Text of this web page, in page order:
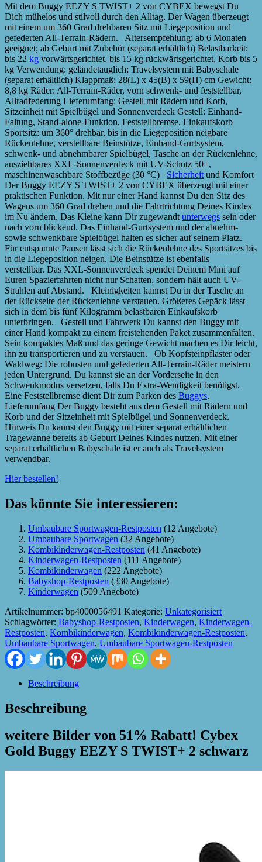
Mit dem Buggy EEZY S TWIST+ 2 von CYBEX bewegst Du
Dich mühelos und stilvoll durch den Alltag. Der Wagen überzeugt
mit einem um 360 Grad drehbaren Sitz mit Liegeposition und
gefederten All-Terrain-Rädern. Altersempfehlung: ab 6 Monaten
geeignet; ab Geburt mit Zubehör (separat erhältlich) Belastbarkeit:
bis 22 kg vorwärtsgerichtet, bis 15 kg rückwärtsgerichtet, Korb bis 5
kg Verwendung: geländetauglich; Travelsystem mit Babyschale
(separat erhältlich) Klappmaß: 28(L) x 45(B) x 59(H) cm Gewicht:
8,8 kg Räder: All-Terrain-Räder, vorn schwenk- und feststellbar,
Allradfederung Lieferumfang: Gestell mit Rädern und Korb,
Sitzeinheit mit Spielbügel und Sonnenverdeck Gestell: Einhand-
Faltung, Stand-alone-Funktion, Feststellbremse, Einkaufskorb
Sportsitz: um 360° drehbar, bis in die Liegeposition neigbare
Rückenlehne, verstellbare Beinstütze, Einhand-Gurtsystem,
schwenk- und abnehmbarer Spielbügel, Tasche an der Rückenlehne,
ausziehbares XXL-Sonnenverdeck mit UV-Schutz 50+,
maschinenwaschbare Stoffbezüge (30 °C) Sicherheit und Komfort
Der Buggy EEZY S TWIST+ 2 von CYBEX überzeugt mit einer
praktischen Funktion. Mit nur einer Hand kannst Du den Sitz des
Wagens um 360 Grad drehen und die Fahrtrichtung Deines Kindes
im Nu ändern. Das Kleine kann Dir zugewandt unterwegs sein oder
nach vorn blickend. Das Einhand-Gurtsystem und der abnehm-
sowie schwenkbare Spielbügel halten es sicher auf seinem Platz.
Für entspannte Pausen lässt sich die Rückenlehne des Sportsitzes bis
in die Liegeposition neigen. Die Beinstütze ist ebenfalls
verstellbar. Das XXL-Sonnenverdeck spendet Deinem Mini auf
Euren Spazierfahrten nicht nur Schatten, sondern hält auch UV-
Strahlen auf Abstand. Kleinigkeiten kannst Du in der Tasche an
der Rückseite der Rückenlehne verstauen. Größeres Gepäck lässt
sich in dem bis fünf Kilogramm belastbaren Einkaufskorb
unterbringen. Gestell und Fahrwerk Du kannst den Buggy mit
einer Hand kompakt zu einem freistehenden Paket zusammenfalten.
Sein kompaktes Maß und das geringe Gewicht machen es Dir leicht,
ihn zu transportieren und zu verstauen. Ob Kopfsteinpflaster oder
Waldweg: Die robusten und gefederten All-Terrain-Räder meistern
jeden Untergrund. Du kannst sie an der Vorderseite in den
Schwenkmodus versetzen, falls Du Extra-Wendigkeit benötigst.
Eine Feststellbremse dient Dir zum Parken des Buggys.
Lieferumfang Der Buggy besteht aus dem Gestell mit Rädern und
Korb und der Sitzeinheit mit Spielbügel und Sonnenverdeck.
Hinweis Du kannst den Buggy mit einer separat erhältlichen
Tragewanne bereits ab Geburt Deines Kindes nutzen. Mit einer
separat erhältlichen Babyschale ist er auch als Travelsystem
verwendbar.
Hier bestellen!
Das könnte Sie interessieren:
Umbaubare Sportwagen-Restposten (12 Angebote)
Umbaubare Sportwagen (32 Angebote)
Kombikinderwagen-Restposten (41 Angebote)
Kinderwagen-Restposten (111 Angebote)
Kombikinderwagen (222 Angebote)
Babyshop-Restposten (330 Angebote)
Kinderwagen (509 Angebote)
Artikelnummer: bp4000056491 Kategorie: Unkategorisiert
Schlagwörter: Babyshop-Restposten, Kinderwagen, Kinderwagen-
Restposten, Kombikinderwagen, Kombikinderwagen-Restposten,
Umbaubare Sportwagen, Umbaubare Sportwagen-Restposten
Beschreibung
Beschreibung
weitere Bilder von 51% Rabatt! Cybex
Gold Buggy EEZY S TWIST+ 2 schwarz